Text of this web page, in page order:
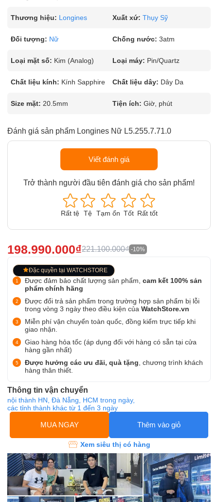
Thương hiệu: Longines Xuất xứ: Thụy Sỹ
Đối tượng: Nữ Chống nước: 3atm
Loại mặt số: Kim (Analog) Loại máy: Pin/Quartz
Chất liệu kính: Kính Sapphire Chất liệu dây: Dây Da
Size mặt: 20.5mm Tiện ích: Giờ, phút
Đánh giá sản phẩm Longines Nữ L5.255.7.71.0
Viết đánh giá
Trở thành người đầu tiên đánh giá cho sản phẩm!
Rất tệ Tệ Tạm ổn Tốt Rất tốt
198.990.000₫221.100.000₫ -10%
Đặc quyền tại WATCHSTORE
Được đảm bảo chất lượng sản phẩm, cam kết 100% sản
phẩm chính hãng
Được đổi trả sản phẩm trong trường hợp sản phẩm bị lỗi
trong vòng 3 ngày theo điều kiện của WatchStore.vn
Miễn phí vận chuyển toàn quốc, đồng kiểm trực tiếp khi
giao nhận.
Giao hàng hỏa tốc (áp dụng đối với hàng có sẵn tại cửa
hàng gần nhất)
Được hưởng các ưu đãi, quà tặng , chương trình khách
hàng thân thiết.
Thông tin vận chuyển
nội thành HN, Đà Nẵng, HCM trong ngày,
các tỉnh thành khác từ 1 đến 3 ngày
MUA NGAY Thêm vào giỏ
Xem siêu thị có hàng